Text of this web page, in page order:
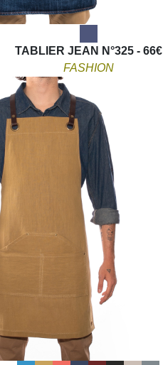
TABLIER JEAN N°325 - 66€
FASHION